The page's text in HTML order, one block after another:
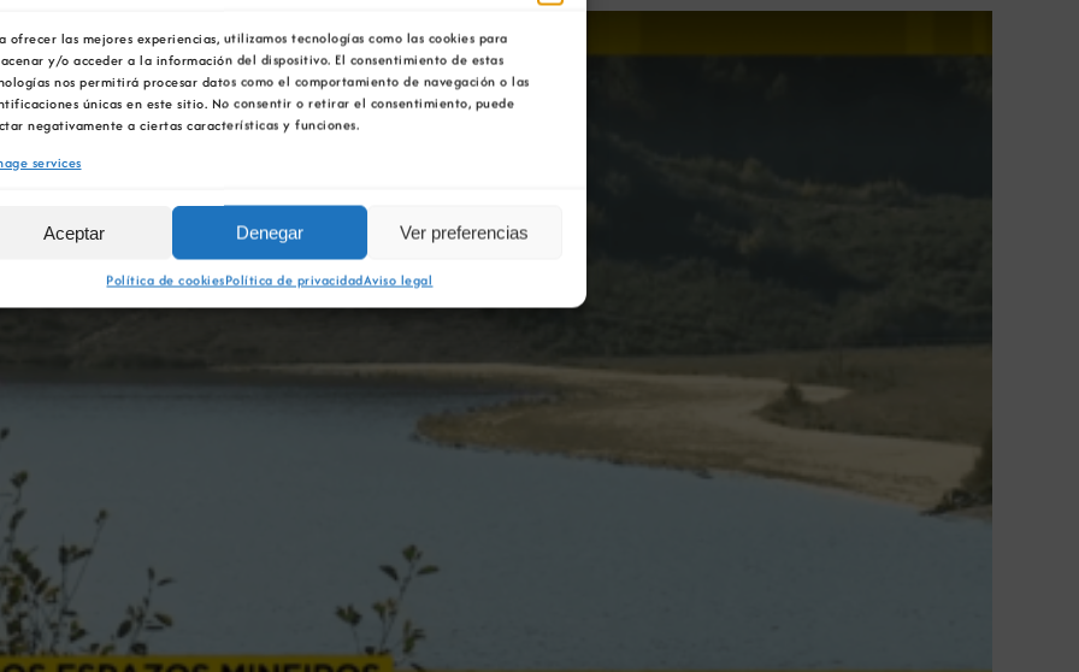
ofrecer las mejores experiencias, utilizamos tecnologías como las cookies para
y/o acceder a la información del dispositivo. El consentimiento de estas
nos permitirá procesar datos como el comportamiento de navegación o las
únicas en este sitio. No consentir o retirar el consentimiento, puede
negativamente a ciertas características y funciones.
services
Aceptar Denegar Ver preferencias
Política de cookiesPolítica de privacidadAviso legal